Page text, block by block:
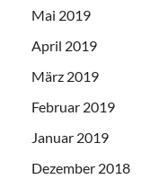
Mai 2019
April 2019
März 2019
Februar 2019
Januar 2019
Dezember 2018